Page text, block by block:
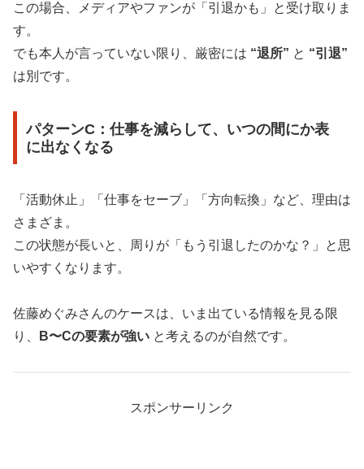
この場合、メディアやファンが「引退かも」と受け取りま
す。
でも本人が言っていない限り、厳密には “退所” と “引退”
は別です。
パターンC：仕事を減らして、いつの間にか表
に出なくなる
「活動休止」「仕事をセーブ」「方向転換」など、理由は
さまざま。
この状態が長いと、周りが「もう引退したのかな？」と思
いやすくなります。
佐藤めぐみさんのケースは、いま出ている情報を見る限
り、
B〜Cの要素が強い と考えるのが自然です。
スポンサーリンク